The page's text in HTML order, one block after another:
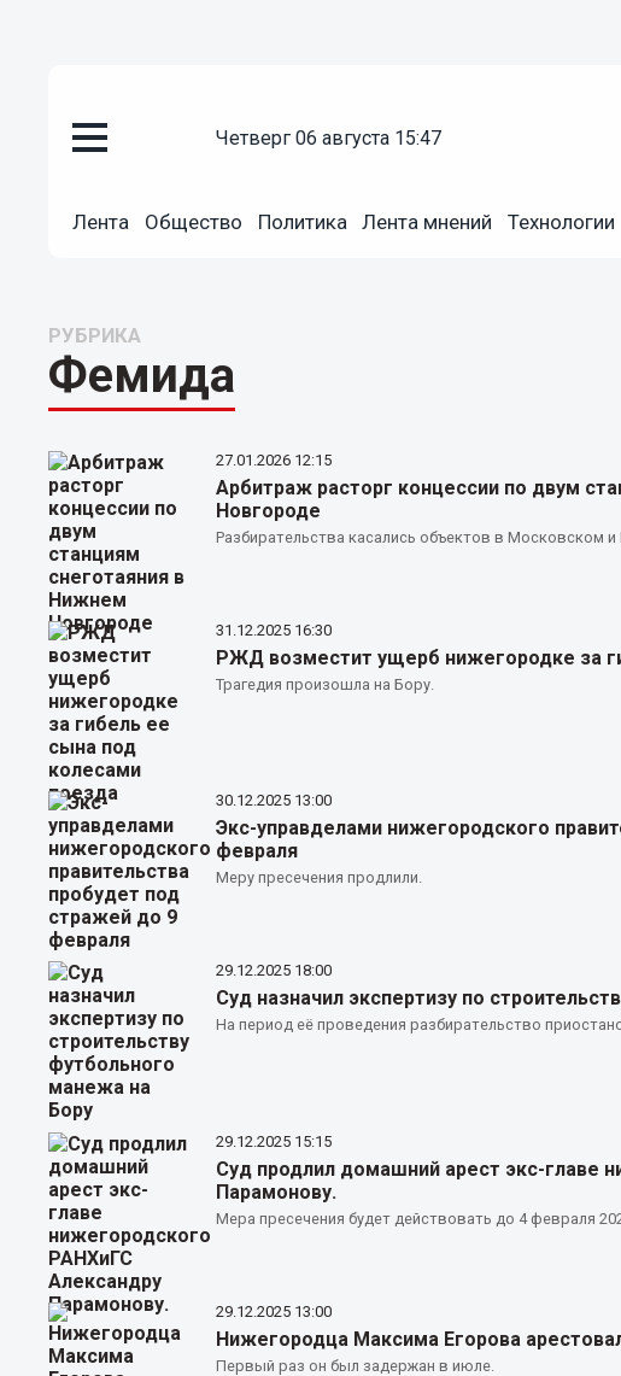
четверг 06 августа 15:47
Лента Общество Политика Лента мнений Технологии
РУБРИКА
Фемида
27.01.2026 12:15
Арбитраж расторг концессии по двум
Новгороде
Разбирательства касались объектов в Московском
31.12.2025 16:30
РЖД возместит ущерб нижегородке за
Трагедия произошла на Бору.
30.12.2025 13:00
Экс-управделами нижегородского
февраля
Меру пресечения продлили.
29.12.2025 18:00
Суд назначил экспертизу по
На период её проведения разбирательство
29.12.2025 15:15
Суд продлил домашний арест экс-главе
Парамонову.
Мера пресечения будет действовать до 4 февраля
29.12.2025 13:00
Нижегородца Максима Егорова
Первый раз он был задержан в июле.